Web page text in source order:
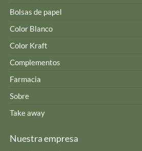
Bolsas de papel
Color Blanco
Color Kraft
Complementos
Farmacia
Sobre
Take away
Nuestra empresa